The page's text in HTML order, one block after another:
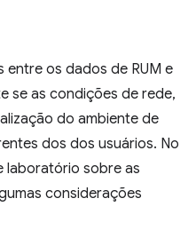
entre os dados de RUM e
se as condições de rede,
do ambiente de
dos dos usuários. No
laboratório sobre as
considerações